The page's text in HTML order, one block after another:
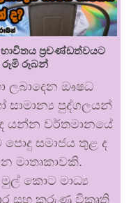
ප්‍රචණ්ඩත්වයට
රූමි රූබන්
ලබාදෙන ඖෂධ
පුද්ගලයන්
යන්න වර්තමානයේ
සමාජය තුළ ද
මාතෘකාවකි.
කොට මාධ්‍ය
සහ කරුණු විකෘති